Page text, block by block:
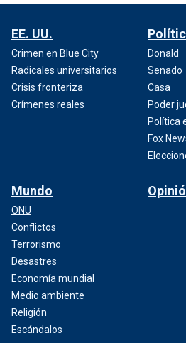
EE. UU.
Crimen en Blue City
Radicales universitarios
Crisis fronteriza
Crímenes reales
Donald
Senado
Casa
Poder
Política
Fox
Mundo
ONU
Conflictos
Terrorismo
Desastres
Economía mundial
Medio ambiente
Religión
Escándalos